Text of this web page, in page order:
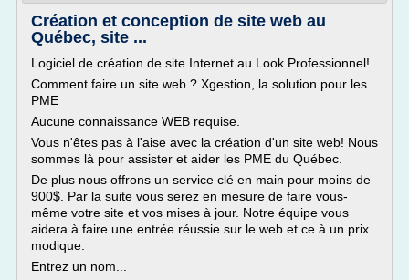
Création et conception de site web au
Québec, site ...
Logiciel de création de site Internet au Look Professionnel!
Comment faire un site web ? Xgestion, la solution pour les
PME
Aucune connaissance WEB requise.
Vous n'êtes pas à l'aise avec la création d'un site web! Nous
sommes là pour assister et aider les PME du Québec.
De plus nous offrons un service clé en main pour moins de
900$. Par la suite vous serez en mesure de faire vous-
même votre site et vos mises à jour. Notre équipe vous
aidera à faire une entrée réussie sur le web et ce à un prix
modique.
Entrez un nom...